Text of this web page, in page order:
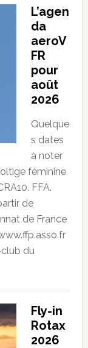
L’agen
da
aeroV
FR
pour
août
2026
Quelque
s dates
à noter
féminine
FFA.
de
de France
du
Fly-in
Rotax
2026